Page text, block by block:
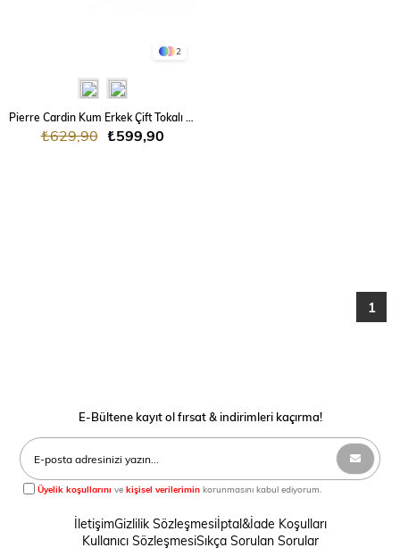
2
Pierre Cardin Kum Erkek Çift Tokalı Terlik
₺599,90
₺629,90
1
E-Bültene kayıt ol fırsat & indirimleri kaçırma!
Üyelik koşullarını vekişisel verilerimin korunmasını kabul ediyorum.
İletişimGizlilik Sözleşmesiİptal&İade Koşulları
Kullanıcı SözleşmesiSıkça Sorulan Sorular